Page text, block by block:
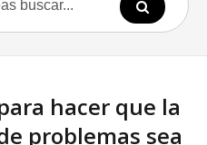
hacer que la
problemas sea